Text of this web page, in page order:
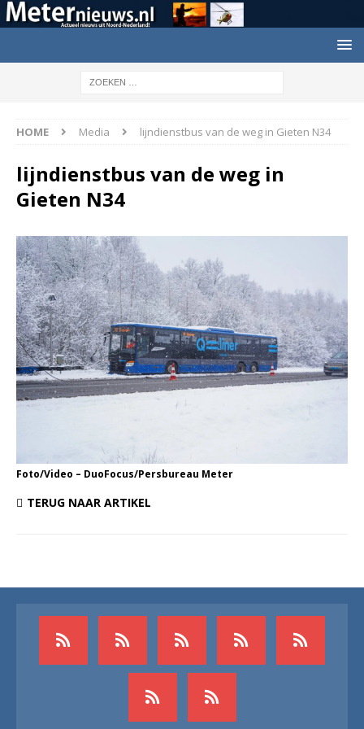
HOME Media lijndienstbus van de weg in Gieten N34
lijndienstbus van de weg in
Gieten N34
Foto/Video – DuoFocus/Persbureau Meter
TERUG NAAR ARTIKEL